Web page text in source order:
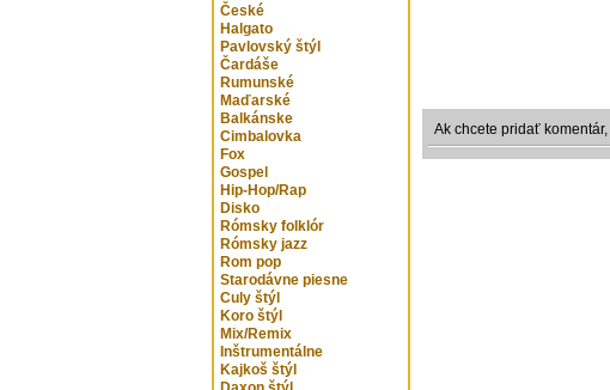
České
Halgato
Pavlovský štýl
Čardáše
Rumunské
Maďarské
Balkánske
Cimbalovka
Fox
Gospel
Hip-Hop/Rap
Disko
Rómsky folklór
Rómsky jazz
Rom pop
Starodávne piesne
Culy štýl
Koro štýl
Mix/Remix
Inštrumentálne
Kajkoš štýl
Ak chcete pridať